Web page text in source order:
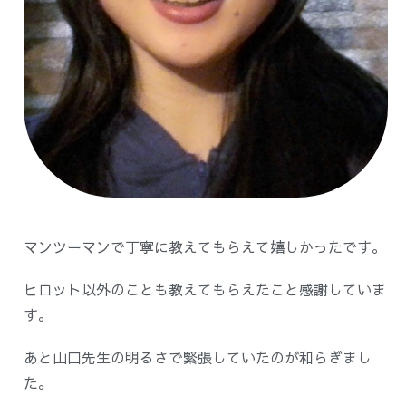
マンツーマンで丁寧に教えてもらえて嬉しかったです。
ヒロット以外のことも教えてもらえたこと感謝していま
す。
あと山口先生の明るさで緊張していたのが和らぎまし
た。